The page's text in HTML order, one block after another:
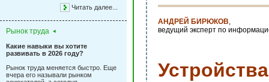
Читать далее...
Рынок труда
Какие навыки вы хотите
развивать в 2026 году?
Рынок труда меняется быстро. Еще
вчера его называли рынком
АНДРЕЙ БИРЮКОВ,
ведущий эксперт по